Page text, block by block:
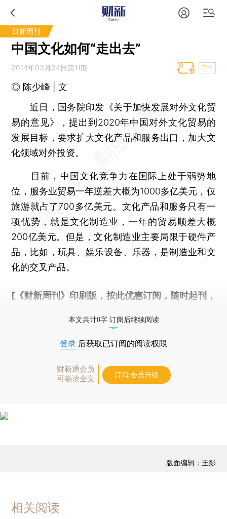
财新周刊
中国文化如何“走出去”
2014年03月24日第11期 T中
◎ 陈少峰 | 文
近日，国务院印发《关于加快发展对外文化贸
易的意见》，提出到2020年中国对外文化贸易的
发展目标，要求扩大文化产品和服务出口，加大文
化领域对外投资。
目前，中国文化竞争力在国际上处于弱势地
位，服务业贸易一年逆差大概为1000多亿美元，仅
旅游就占了700多亿美元。文化产品和服务只有一
项优势，就是文化制造业，一年的贸易顺差大概
200亿美元。但是，文化制造业主要局限于硬件产
品，比如，玩具、娱乐设备、乐器，是制造业和文
化的交叉产品。
[《财新周刊》印刷版， 按此优惠订阅 ，随时起刊，
本文共计0字 订阅后继续阅读
登录 后获取已订阅的阅读权限
财新通会员
可畅读全文
订阅/会员升级
版面编辑：王影
相关阅读